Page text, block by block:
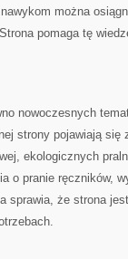
można
pomaga tę
nowoczesnych
strony pojawiają się
ekologicznych
o pranie ręczników,
sprawia, że strona